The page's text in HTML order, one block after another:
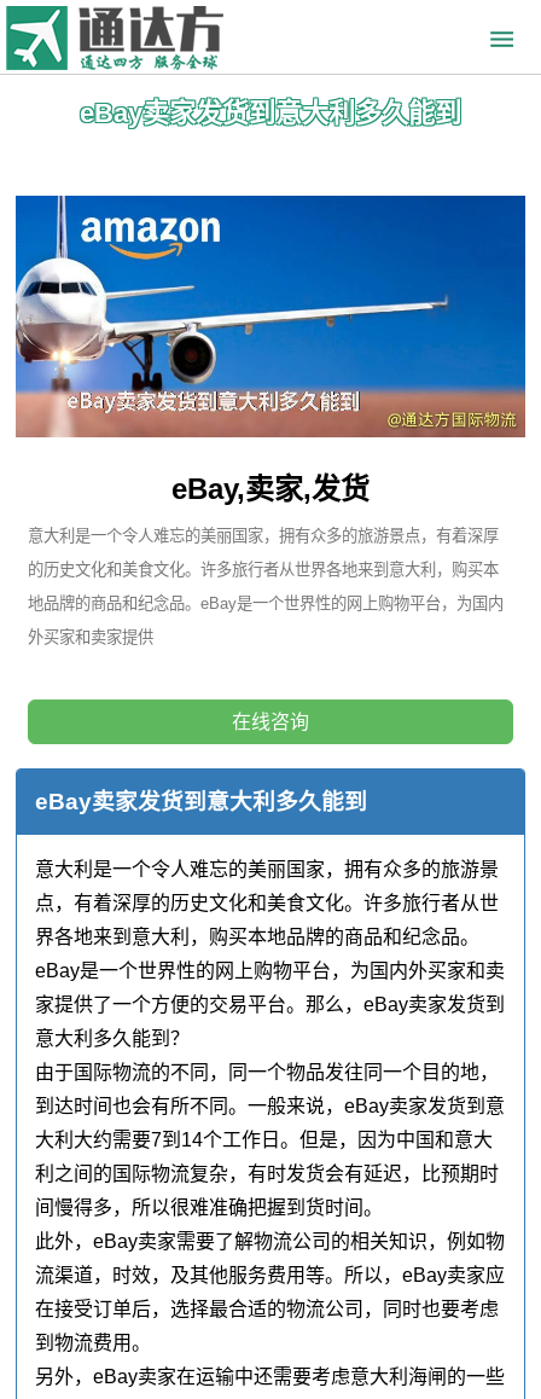
eBay卖家发货到意大利多久能到
eBay,卖家,发货
意大利是一个令人难忘的美丽国家，拥有众多的旅游景点，有着深厚
的历史文化和美食文化。许多旅行者从世界各地来到意大利，购买本
地品牌的商品和纪念品。eBay是一个世界性的网上购物平台，为国内
外买家和卖家提供
在线咨询
eBay卖家发货到意大利多久能到
意大利是一个令人难忘的美丽国家，拥有众多的旅游景
点，有着深厚的历史文化和美食文化。许多旅行者从世
界各地来到意大利，购买本地品牌的商品和纪念品。
eBay是一个世界性的网上购物平台，为国内外买家和卖
家提供了一个方便的交易平台。那么，eBay卖家发货到
意大利多久能到？
由于国际物流的不同，同一个物品发往同一个目的地，
到达时间也会有所不同。一般来说，eBay卖家发货到意
大利大约需要7到14个工作日。但是，因为中国和意大
利之间的国际物流复杂，有时发货会有延迟，比预期时
间慢得多，所以很难准确把握到货时间。
此外，eBay卖家需要了解物流公司的相关知识，例如物
流渠道，时效，及其他服务费用等。所以，eBay卖家应
在接受订单后，选择最合适的物流公司，同时也要考虑
到物流费用。
另外，eBay卖家在运输中还需要考虑意大利海闸的一些